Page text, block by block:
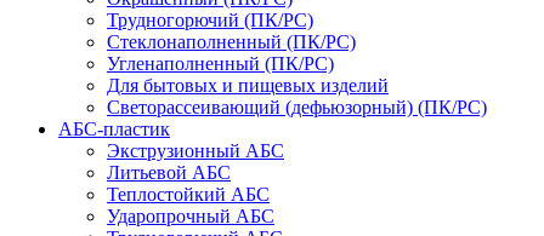
Трудногорючий (ПК/PC)
Стеклонаполненный (ПК/PC)
Угленаполненный (ПК/PC)
Для бытовых и пищевых изделий
Светорассеивающий (дефьюзорный) (ПК/PC)
АБС-пластик
Экструзионный АБС
Литьевой АБС
Теплостойкий АБС
Ударопрочный АБС